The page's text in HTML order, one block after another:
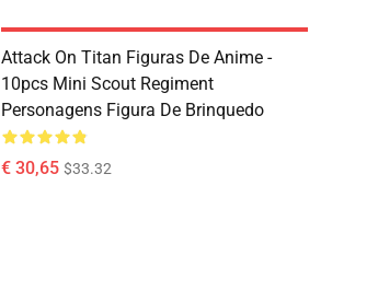
Attack On Titan Figuras De Anime -
10pcs Mini Scout Regiment
Personagens Figura De Brinquedo
€ 30,65 $33.32